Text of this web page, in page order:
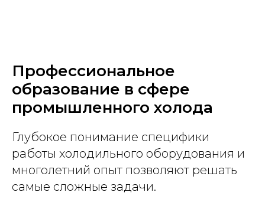
Профессиональное
образование в сфере
промышленного холода
Глубокое понимание специфики
работы холодильного оборудования и
многолетний опыт позволяют решать
самые сложные задачи.